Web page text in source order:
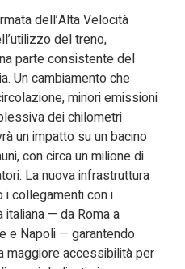
dell’Alta Velocità
del treno,
parte consistente del
Un cambiamento che
minori emissioni
dei chilometri
un impatto su un bacino
con circa un milione di
La nuova infrastruttura
i collegamenti con i
italiana — da Roma a
e Napoli — garantendo
maggiore accessibilità per